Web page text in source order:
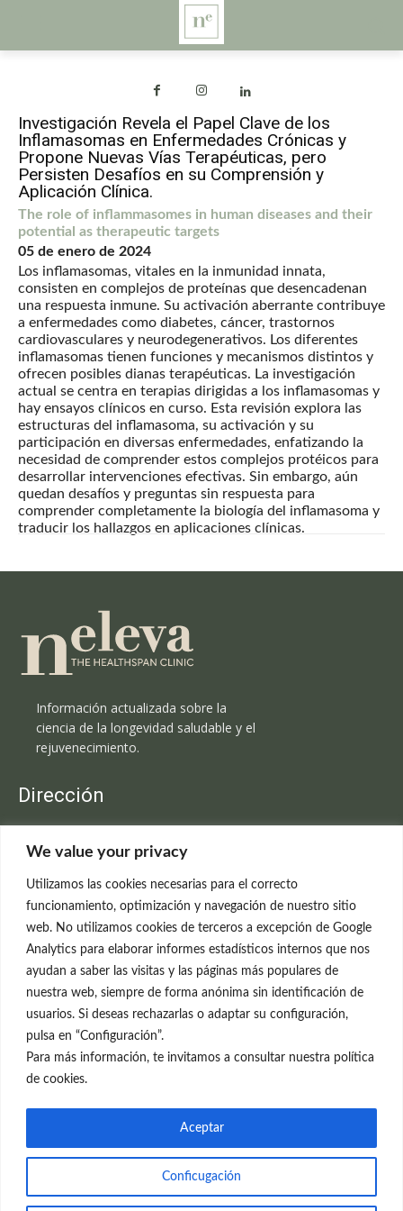
We value your privacy
Utilizamos las cookies necesarias para el correcto
funcionamiento, optimización y navegación de nuestro sitio
web. No utilizamos cookies de terceros a excepción de Google
Analytics para elaborar informes estadísticos internos que nos
ayudan a saber las visitas y las páginas más populares de
nuestra web, siempre de forma anónima sin identificación de
usuarios. Si deseas rechazarlas o adaptar su configuración,
pulsa en “Configuración”.
Para más información, te invitamos a consultar nuestra política
de cookies.
Conficugación
Aceptar
Investigación Revela el Papel Clave de los
Inflamasomas en Enfermedades Crónicas y
Propone Nuevas Vías Terapéuticas, pero
Persisten Desafíos en su Comprensión y
Aplicación Clínica.
The role of inflammasomes in human diseases and their
potential as therapeutic targets
05 de enero de 2024
Los inflamasomas, vitales en la inmunidad innata,
consisten en complejos de proteínas que desencadenan
una respuesta inmune. Su activación aberrante contribuye
a enfermedades como diabetes, cáncer, trastornos
cardiovasculares y neurodegenerativos. Los diferentes
inflamasomas tienen funciones y mecanismos distintos y
ofrecen posibles dianas terapéuticas. La investigación
actual se centra en terapias dirigidas a los inflamasomas y
hay ensayos clínicos en curso. Esta revisión explora las
estructuras del inflamasoma, su activación y su
participación en diversas enfermedades, enfatizando la
necesidad de comprender estos complejos protéicos para
desarrollar intervenciones efectivas. Sin embargo, aún
quedan desafíos y preguntas sin respuesta para
comprender completamente la biología del inflamasoma y
traducir los hallazgos en aplicaciones clínicas.
Información actualizada sobre la
ciencia de la longevidad saludable y el
rejuvenecimiento.
Dirección
C/Claudio Coello, 19 - 1º
699 595 619
rejuvenecimiento@clinicaneleva.com
Información Legal
Política de Privacidad
Política de Cookies
© el Radar del Rejuvenecimiento